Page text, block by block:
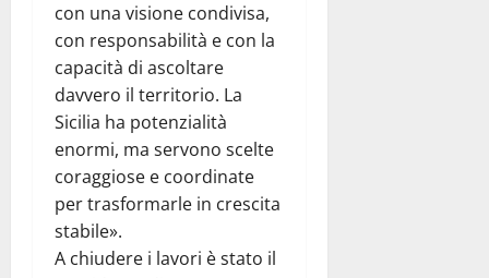
con una visione condivisa,
con responsabilità e con la
capacità di ascoltare
davvero il territorio. La
Sicilia ha potenzialità
enormi, ma servono scelte
coraggiose e coordinate
per trasformarle in crescita
stabile».
A chiudere i lavori è stato il